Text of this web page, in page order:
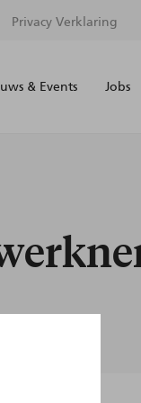
Privacy Verklaring
& Events Jobs